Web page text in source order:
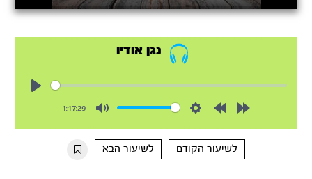
Mute Settings
PIP
EnterRewindForward
נגן אודיו
1:17:29
10s
10s
לשיעור הקודם
לשיעור הבא